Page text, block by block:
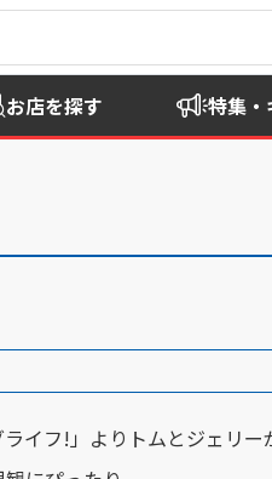
お店を探す 特集・
イフ!」よりトムとジェリー